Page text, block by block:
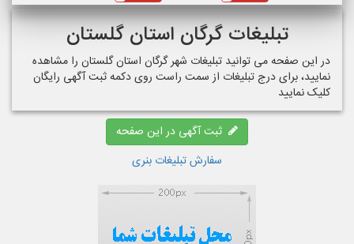
تبلیغات گرگان استان گلستان
در این صفحه می توانید تبلیغات شهر گرگان استان گلستان را مشاهده
نمایید، برای درج تبلیغات از سمت راست روی دکمه ثبت آگهی رایگان
کلیک نمایید
ثبت آگهی در این صفحه
سفارش تبلیغات بنری